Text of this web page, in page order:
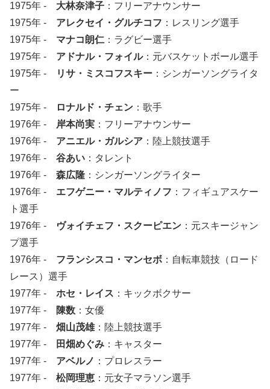
1975年 - 大林奈津子 ：フリーアナウンサー
1975年 - アレクセイ・グルチコフ ：レスリング選手
1975年 - マナコ朗仁：ラグビー選手
1975年 - アドナル・フォイル：元バスケットボール選手
1975年 -
リサ・ミスコフスキー ：シンガーソングライタ
ー
1975年 -
ロナルド・チェン ：歌手
1976年 - 岸本尚実 ：フリーアナウンサー
1976年 - アニエル・ガルシア ：陸上競技選手
1976年 - 谷あい ：タレント
1976年 - 森広隆 ：シンガーソングライター
1976年 - エフゲニー・マルティノフ ：フィギュアスケー
ト選手
1976年 -
ヴォイチェフ・スクーピエン ：元スキージャン
プ選手
1976年 - フランシスコ・マンセボ ：自転車競技（ロード
レース）選手
1977年 - ホセ・レイス ：キックボクサー
1977年 -
陳数 ：女優
1977年 - 畑山茂雄：陸上競技選手
1977年 -
田畑めぐみ ：キャスター
1977年 - アベルノ ：プロレスラー
1977年 - 松岡理恵 ：元女子マラソン選手